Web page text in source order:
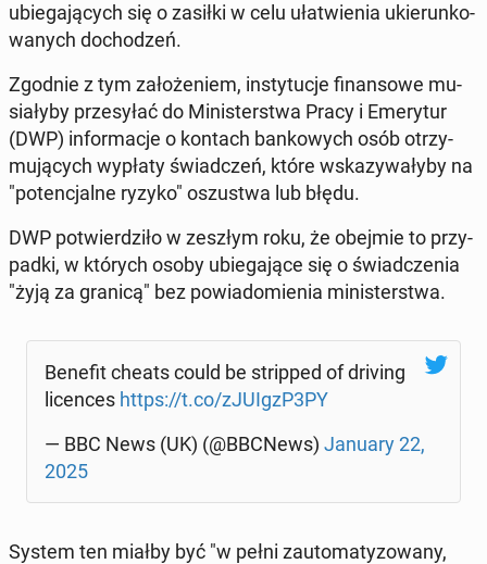
ubie­ga­ją­cych się o zasiłki w celu uła­twie­nia ukie­run­ko­
wa­nych do­cho­dzeń.
Zgodnie z tym za­ło­że­niem, in­sty­tu­cje fi­nan­so­we mu­
sia­ły­by prze­sy­łać do Mi­ni­ster­stwa Pracy i Eme­ry­tur
(DWP) in­for­ma­cje o kontach ban­ko­wych osób otrzy­
mu­ją­cych wypłaty świad­czeń, które wska­zy­wa­ły­by na
"po­ten­cjal­ne ryzyko" oszu­stwa lub błędu.
DWP po­twier­dzi­ło w zeszłym roku, że obejmie to przy­
pad­ki, w których osoby ubie­ga­ją­ce się o świad­cze­nia
"żyją za granicą" bez po­wia­do­mie­nia mi­ni­ster­stwa.
Benefit cheats could be strip­ped of driving
li­cen­ces https://t.co/zJUIgzP3PY
— BBC News (UK) (@BBCNews) January 22,
2025
System ten miałby być "w pełni zauto­ma­ty­zo­wa­ny,